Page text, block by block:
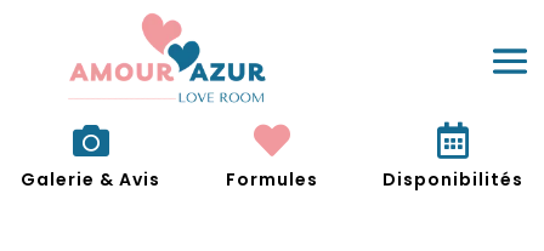

Galerie & Avis

Formules

Disponibilités